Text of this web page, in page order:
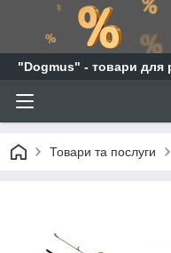
"Dogmus" - товари для
Товари та послуги